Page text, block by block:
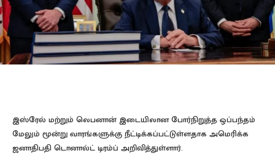
இஸ்ரேல் மற்றும் லெபனான் இடையிலான போர்நிறுத்த ஒப்பந்தம்
மேலும் மூன்று வாரங்களுக்கு நீட்டிக்கப்பட்டுள்ளதாக அமெரிக்க
ஜனாதிபதி டொனால்ட் டிரம்ப் அறிவித்துள்ளார்.